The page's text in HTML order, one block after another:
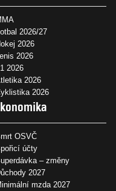
2026/27
2026
2026
2026
2026
2026
OSVČ
účty
– změny
2027
mzda 2027